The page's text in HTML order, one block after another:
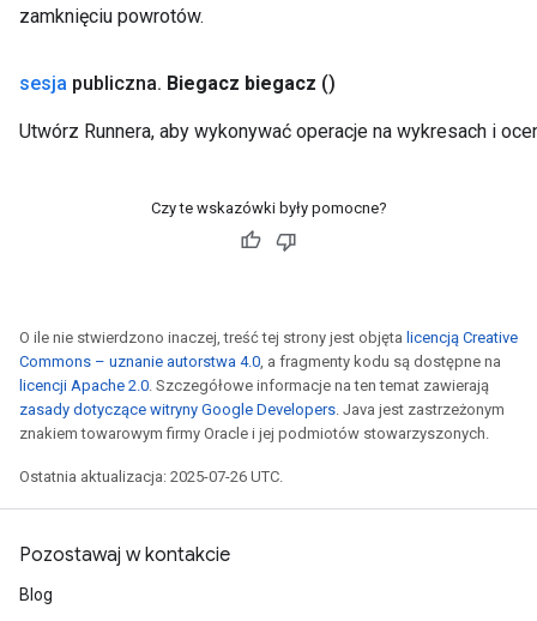
zamknięciu powrotów.
sesja publiczna. Biegacz biegacz ()
Utwórz Runnera, aby wykonywać operacje na wykresach i
Czy te wskazówki były pomocne?
O ile nie stwierdzono inaczej, treść tej strony jest objęta licencją Creative
Commons – uznanie autorstwa 4.0, a fragmenty kodu są dostępne na
licencji Apache 2.0. Szczegółowe informacje na ten temat zawierają
zasady dotyczące witryny Google Developers. Java jest zastrzeżonym
znakiem towarowym firmy Oracle i jej podmiotów stowarzyszonych.
Ostatnia aktualizacja: 2025-07-26 UTC.
Pozostawaj w kontakcie
Blog